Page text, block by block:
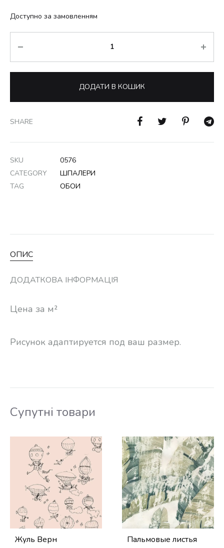
Доступно за замовленням
ДОДАТИ В КОШИК
SHARE
SKU
0576
CATEGORY
ШПАЛЕРИ
TAG
ОБОИ
ОПИС
ДОДАТКОВА ІНФОРМАЦІЯ
Цена за м²
Рисунок адаптируется под ваш размер.
Супутні товари
Жуль Верн Пальмовые листья